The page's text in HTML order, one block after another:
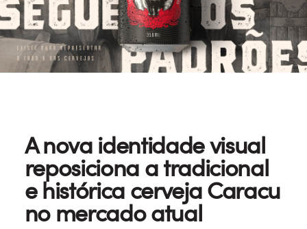
A nova identidade visual
reposiciona a tradicional
e histórica cerveja Caracu
no mercado atual